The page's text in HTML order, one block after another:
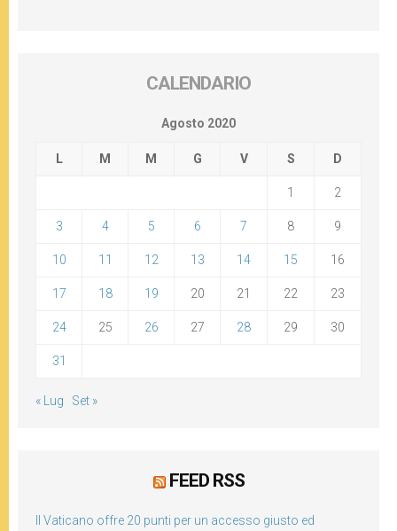
CALENDARIO
Agosto 2020
L M M G V S D
1 2
3 4 5 6 7 8 9
10 11 12 13 14 15 16
17 18 19 20 21 22 23
24 25 26 27 28 29 30
31
« Lug Set »
FEED RSS
Il Vaticano offre 20 punti per un accesso giusto ed